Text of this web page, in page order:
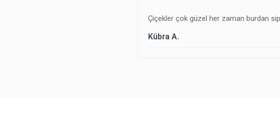
Çiçekler çok güzel her zaman burdan
Kübra A.